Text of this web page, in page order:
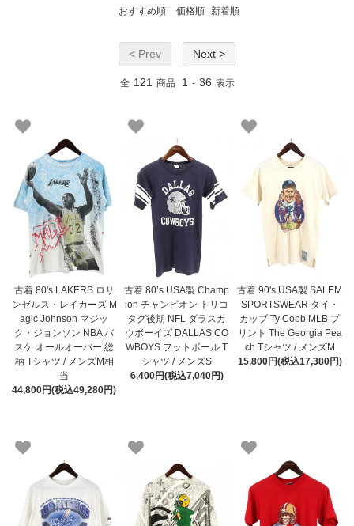
おすすめ順 価格順 新着順
< Prev Next >
全 121 商品 1 - 36 表示
古着 80's LAKERS ロサ
ンゼルス・レイカーズ M
agic Johnson マジッ
ク・ジョンソン NBA バ
スケ オールオーバー 総
柄 Tシャツ / メンズM相
当
44,800円(税込49,280円)
古着 80’s USA製 Champ
ion チャンピオン トリコ
タグ後期 NFL ダラスカ
ウボーイズ DALLAS CO
WBOYS フットボール T
シャツ / メンズS
6,400円(税込7,040円)
古着 90's USA製 SALEM
SPORTSWEAR タイ・
カッブ Ty Cobb MLB プ
リント The Georgia Pea
ch Tシャツ / メンズM
15,800円(税込17,380円)